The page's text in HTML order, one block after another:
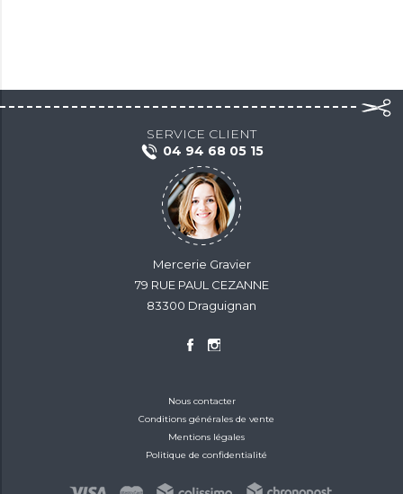
SERVICE CLIENT
04 94 68 05 15
Mercerie Gravier
79 RUE PAUL CEZANNE
83300 Draguignan
Nous contacter
Conditions générales de vente
Mentions légales
Politique de confidentialité